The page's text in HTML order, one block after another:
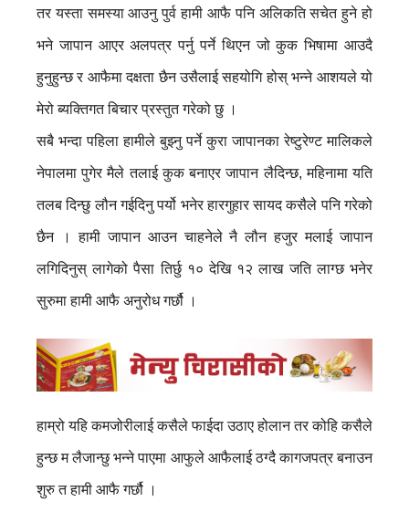
तर यस्ता समस्या आउनु पुर्व हामी आफै पनि अलिकति सचेत हुने हो
भने जापान आएर अलपत्र पर्नु पर्ने थिएन जो कुक भिषामा आउदै
हुनुहुन्छ र आफैमा दक्षता छैन उसैलाई सहयोगि होस् भन्ने आशयले यो
मेरो ब्यक्तिगत बिचार प्रस्तुत गरेको छु ।
सबै भन्दा पहिला हामीले बुझ्नु पर्ने कुरा जापानका रेष्टुरेण्ट मालिकले
नेपालमा पुगेर मैले तलाई कुक बनाएर जापान लैदिन्छ, महिनामा यति
तलब दिन्छु लौन गईदिनु पर्यो भनेर हारगुहार सायद कसैले पनि गरेको
छैन । हामी जापान आउन चाहनेले नै लौन हजुर मलाई जापान
लगिदिनुस् लागेको पैसा तिर्छु १० देखि १२ लाख जति लाग्छ भनेर
सुरुमा हामी आफै अनुरोध गर्छौ ।
हाम्रो यहि कमजोरीलाई कसैले फाईदा उठाए होलान तर कोहि कसैले
हुन्छ म लैजान्छु भन्ने पाएमा आफुले आफैलाई ठग्दै कागजपत्र बनाउन
शुरु त हामी आफै गर्छौ ।